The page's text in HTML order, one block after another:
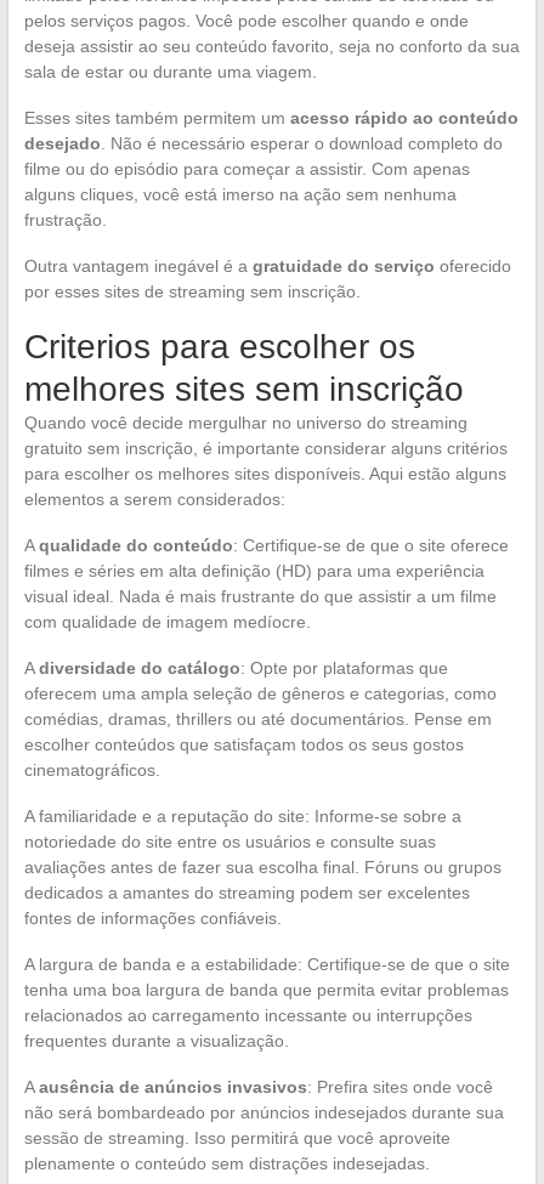
pelos serviços pagos. Você pode escolher quando e onde
deseja assistir ao seu conteúdo favorito, seja no conforto da sua
sala de estar ou durante uma viagem.
Esses sites também permitem um acesso rápido ao conteúdo
desejado . Não é necessário esperar o download completo do
filme ou do episódio para começar a assistir. Com apenas
alguns cliques, você está imerso na ação sem nenhuma
frustração.
Outra vantagem inegável é a gratuidade do serviço oferecido
por esses sites de streaming sem inscrição.
Criterios para escolher os
melhores sites sem inscrição
Quando você decide mergulhar no universo do streaming
gratuito sem inscrição, é importante considerar alguns critérios
para escolher os melhores sites disponíveis. Aqui estão alguns
elementos a serem considerados:
Aqualidade do conteúdo: Certifique-se de que o site oferece
filmes e séries em alta definição (HD) para uma experiência
visual ideal. Nada é mais frustrante do que assistir a um filme
com qualidade de imagem medíocre.
Adiversidade do catálogo: Opte por plataformas que
oferecem uma ampla seleção de gêneros e categorias, como
comédias, dramas, thrillers ou até documentários. Pense em
escolher conteúdos que satisfaçam todos os seus gostos
cinematográficos.
A familiaridade e a reputação do site: Informe-se sobre a
notoriedade do site entre os usuários e consulte suas
avaliações antes de fazer sua escolha final. Fóruns ou grupos
dedicados a amantes do streaming podem ser excelentes
fontes de informações confiáveis.
A largura de banda e a estabilidade: Certifique-se de que o site
tenha uma boa largura de banda que permita evitar problemas
relacionados ao carregamento incessante ou interrupções
frequentes durante a visualização.
Aausência de anúncios invasivos: Prefira sites onde você
não será bombardeado por anúncios indesejados durante sua
sessão de streaming. Isso permitirá que você aproveite
plenamente o conteúdo sem distrações indesejadas.